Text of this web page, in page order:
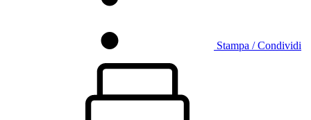
Stampa / Condividi